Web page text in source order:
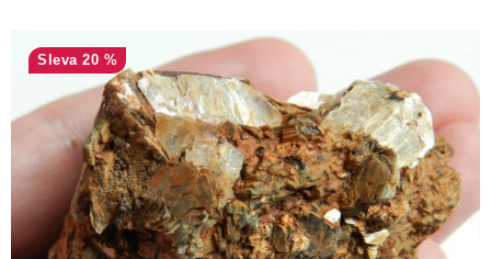
SLEVY
ÚČINKY
KRYSTALY
ČLÁNKY
20 %